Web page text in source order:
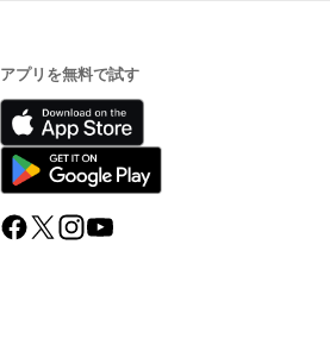
アプリを無料で試す